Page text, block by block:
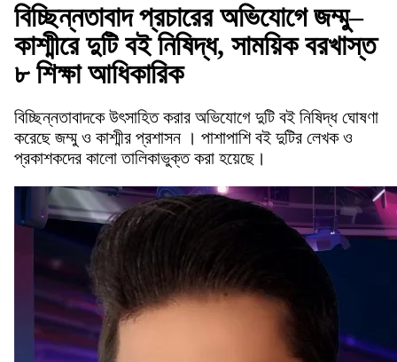
বিচ্ছিন্নতাবাদ প্রচারের অভিযোগে জম্মু–
কাশ্মীরে দুটি বই নিষিদ্ধ, সাময়িক বরখাস্ত
৮ শিক্ষা আধিকারিক
বিচ্ছিন্নতাবাদকে উৎসাহিত করার অভিযোগে দুটি বই নিষিদ্ধ ঘোষণা
করেছে জম্মু ও কাশ্মীর প্রশাসন । পাশাপাশি বই দুটির লেখক ও
প্রকাশকদের কালো তালিকাভুক্ত করা হয়েছে।